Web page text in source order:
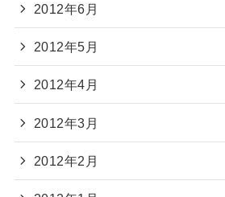
2012年6月
2012年5月
2012年4月
2012年3月
2012年2月